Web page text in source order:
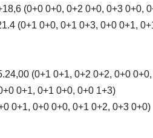
(0+0 0+0, 0+2 0+0, 0+3 0+0,
(0+1 0+0, 0+1 0+3, 0+0 0+1,
(0+1 0+1, 0+2 0+2, 0+0 0+0,
0+1, 0+1 0+0, 0+0 1+3)
0+1, 0+0 0+0, 0+1 0+2, 0+3 0+0)